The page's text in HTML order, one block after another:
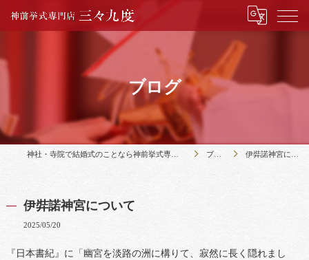
ブログ
神社・寺院で結婚式のことなら神前挙式専門店三々九度 ブログ 伊弉諾神宮について
伊弉諾神宮について
2025/05/20
『日本書紀』に「幽宮を淡路の洲に構りて、寂然に長く隠れまし